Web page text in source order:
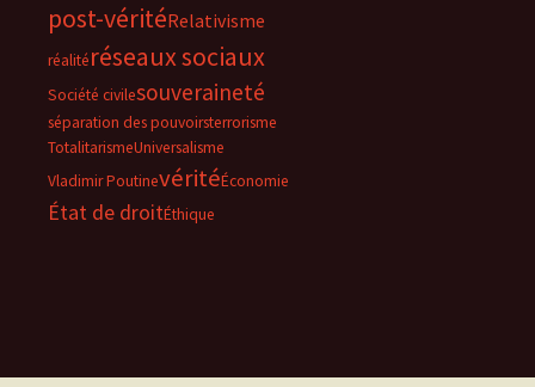
post-véritéRelativisme
réalitéréseaux sociaux
Société civilesouveraineté
séparation des pouvoirsterrorisme
TotalitarismeUniversalisme
Vladimir PoutinevéritéÉconomie
État de droitÉthique